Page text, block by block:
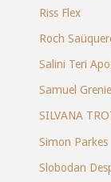
Riss Flex
Roch
Salini Teri
Samuel
SILVANA
Simon Parkes
Slobodan